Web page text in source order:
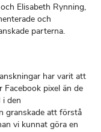
Elisabeth Rynning,
och
parterna.
har varit att
pixel än de
den
granskade att förstå
vi kunnat göra en